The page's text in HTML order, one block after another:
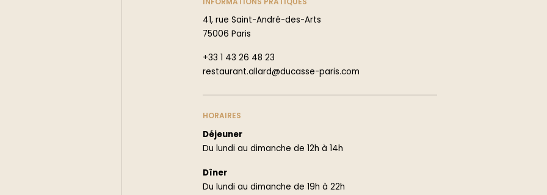
INFORMATIONS PRATIQUES
41, rue Saint-André-des-Arts
75006 Paris
+33 1 43 26 48 23
restaurant.allard@ducasse-paris.com
HORAIRES
Déjeuner
Du lundi au dimanche de 12h à 14h
Dîner
Du lundi au dimanche de 19h à 22h